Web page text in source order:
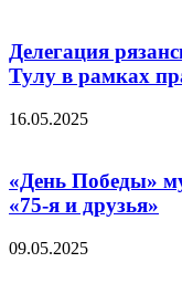
Делегация
Тулу в рамках
16.05.2025
«День Победы»
«75-я и друзья»
09.05.2025